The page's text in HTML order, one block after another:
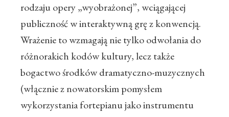
rodzaju opery „wyobrażonej”, wciągającej
publiczność w interaktywną grę z konwencją.
Wrażenie to wzmagają nie tylko odwołania do
różnorakich kodów kultury, lecz także
bogactwo środków dramatyczno-muzycznych
(włącznie z nowatorskim pomysłem
wykorzystania fortepianu jako instrumentu